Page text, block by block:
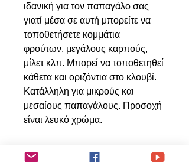
ιδανική για τον παπαγάλο σας
γιατί μέσα σε αυτή μπορείτε να
τοποθετήσετε κομμάτια
φρούτων, μεγάλους καρπούς,
μίλετ κλπ. Μπορεί να τοποθετηθεί
κάθετα και οριζόντια στο κλουβί.
Κατάλληλη για μικρούς και
μεσαίους παπαγάλους. Προσοχή
είναι λευκό χρώμα.